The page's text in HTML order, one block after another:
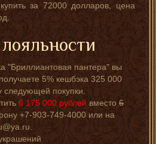
за 72000 долларов, цена
"Бриллиантовая пантера" вы
5% кешбэка 325 000
следующей покупки.
6 175 000 рублейвместо6
+7-903-749-4000 или на